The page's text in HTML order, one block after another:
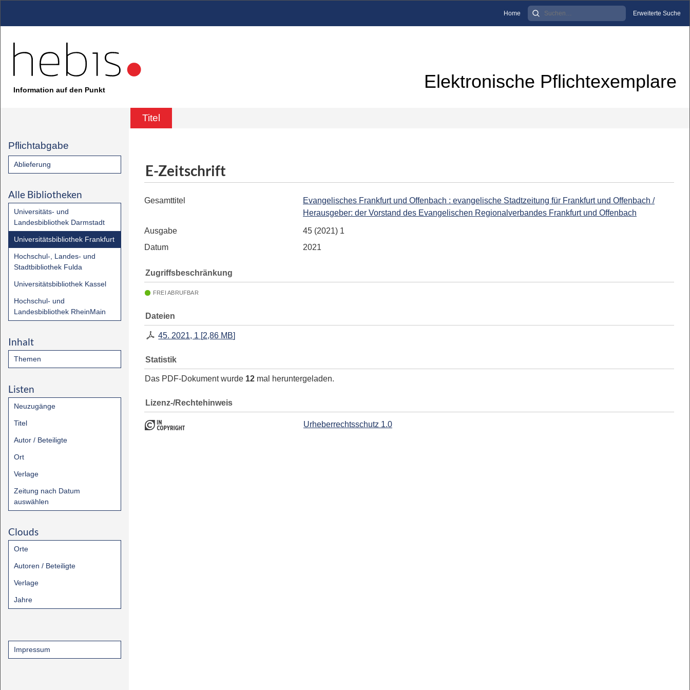
Home Erweiterte Suche
Information auf den Punkt Elektronische Pflichtexemplare
Titel
Pflichtabgabe
Ablieferung
Alle Bibliotheken
Universitäts- und
Landesbibliothek Darmstadt
Universitätsbibliothek Frankfurt
Hochschul-, Landes- und
Stadtbibliothek Fulda
Universitätsbibliothek Kassel
Hochschul- und
Landesbibliothek RheinMain
Inhalt
Themen
Listen
Neuzugänge
Titel
Autor / Beteiligte
Ort
Verlage
Zeitung nach Datum
auswählen
Clouds
Orte
Autoren / Beteiligte
Verlage
Jahre
Impressum
E-Zeitschrift
Gesamttitel
Evangelisches Frankfurt und Offenbach : evangelische Stadtzeitung für Frankfurt und Offenbach /
Herausgeber: der Vorstand des Evangelischen Regionalverbandes Frankfurt und Offenbach
Ausgabe
45 (2021) 1
Datum
2021
Zugriffsbeschränkung
FREI ABRUFBAR
Dateien
45. 2021, 1 [2,86 MB]
Statistik
Das PDF-Dokument wurde 12 mal heruntergeladen.
Lizenz-/Rechtehinweis
Urheberrechtsschutz 1.0